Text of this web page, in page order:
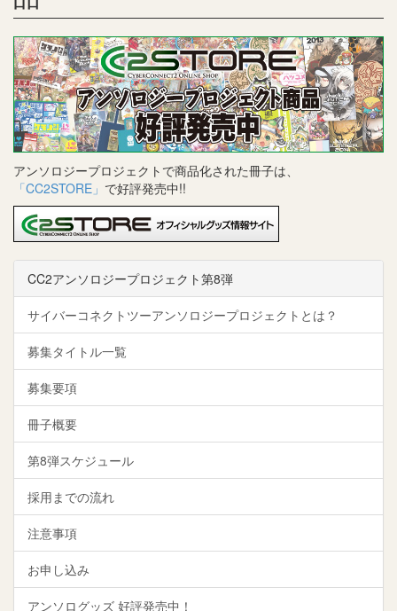
アンソロジープロジェクトで商品化された冊子は、
「CC2STORE」 で好評発売中!!
CC2アンソロジープロジェクト第8弾
サイバーコネクトツーアンソロジープロジェクトとは？
募集タイトル一覧
募集要項
冊子概要
第8弾スケジュール
採用までの流れ
注意事項
お申し込み
アンソログッズ 好評発売中！